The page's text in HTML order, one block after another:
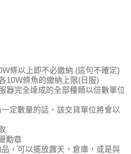
條以上即不必繳納 (這句不確定)
10W條魚的繳納上限(日服)
器完全達成的全部種類以倍數單位
定數量的話，該交貨單位將會以
勳章
，可以擺放露天，倉庫，或是與